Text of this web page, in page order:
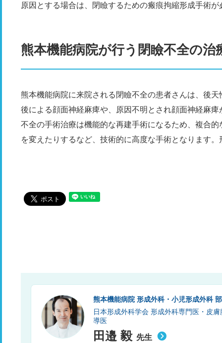
原因とする場合は、閉瞼するための瘢痕拘縮形成手術
熊本機能病院が行う閉瞼不全の治
熊本機能病院に来院される閉瞼不全の患者さんは、後天
後による顔面神経麻痺や、原因不明とされ顔面神経麻
不全の手術治療は機能的な再建手術になるため、複合
を変えたりするなど、技術的に高度な手術となります
熊本機能病院 形成外科・小児形成外科
日本形成外科学会 形成外科専門医・皮
導医
田邉 毅 先生